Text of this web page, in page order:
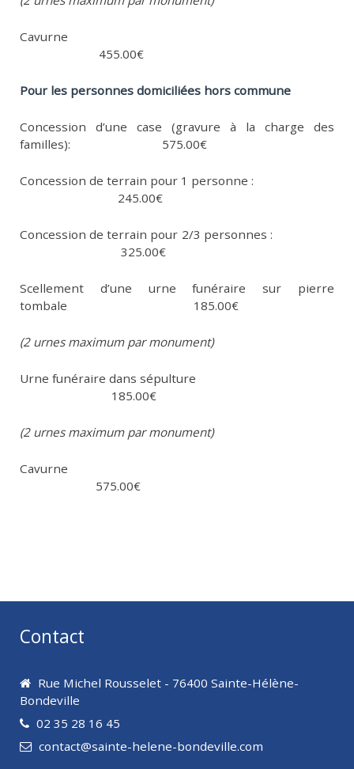
Cavurne
455.00€
Pour les personnes domiciliées hors commune
Concession d’une case (gravure à la charge des
familles): 575.00€
Concession de terrain pour 1 personne :
245.00€
Concession de terrain pour 2/3 personnes :
325.00€
Scellement d’une urne funéraire sur pierre
tombale 185.00€
(2 urnes maximum par monument)
Urne funéraire dans sépulture
185.00€
(2 urnes maximum par monument)
Cavurne
575.00€
Contact
Rue Michel Rousselet - 76400 Sainte-Hélène-
Bondeville
02 35 28 16 45
contact@sainte-helene-bondeville.com